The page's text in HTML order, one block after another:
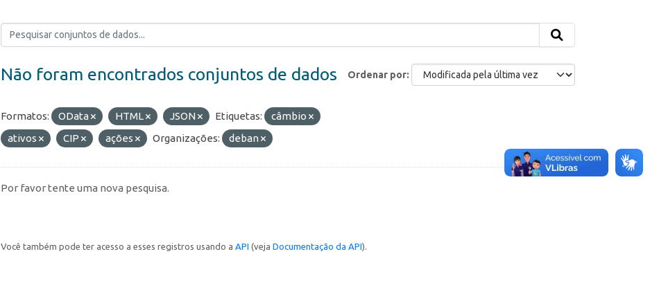
Ordenar por
Não foram encontrados conjuntos de dados
Formatos: OData HTML JSON Etiquetas:
câmbio
ativos
CIP ações Organizações: deban
Por favor tente uma nova pesquisa.
Você também pode ter acesso a esses registros usando a API (veja Documentação da API).